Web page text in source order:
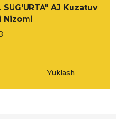
SUG'URTA" AJ Kuzatuv
Nizomi
Yuklash